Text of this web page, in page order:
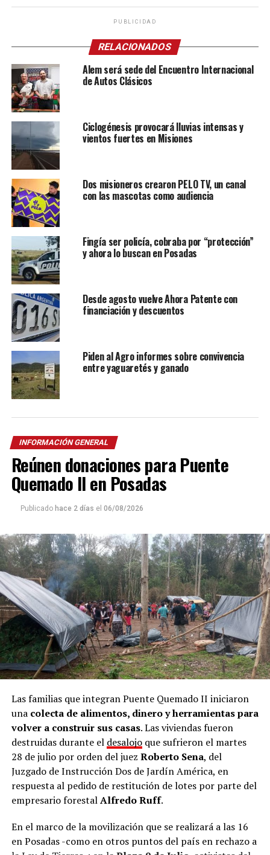
PUBLICIDAD
RELACIONADOS
Alem será sede del Encuentro Internacional
de Autos Clásicos
Ciclogénesis provocará lluvias intensas y
vientos fuertes en Misiones
Dos misioneros crearon PELO TV, un canal
con las mascotas como audiencia
Fingía ser policía, cobraba por “protección”
y ahora lo buscan en Posadas
Desde agosto vuelve Ahora Patente con
financiación y descuentos
Piden al Agro informes sobre convivencia
entre yaguaretés y ganado
INFORMACIÓN GENERAL
Reúnen donaciones para Puente
Quemado II en Posadas
Publicado hace 2 días el 06/08/2026
Las familias que integran Puente Quemado II iniciaron
unacolecta de alimentos, dinero y herramientas para
volver a construir sus casas. Las viviendas fueron
destruidas durante el desalojoque sufrieron el martes
28 de julio por orden del juez Roberto Sena, del
Juzgado de Instrucción Dos de Jardín América, en
respuesta al pedido de restitución de lotes por parte del
empresario forestalAlfredo Ruff.
En el marco de la movilización que se realizará a las 16
en Posadas -como en otros puntos del país en rechazo a